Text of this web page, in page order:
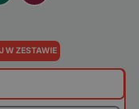
W ZESTAWIE